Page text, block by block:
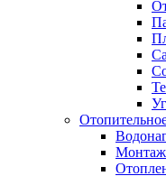
Монтаж